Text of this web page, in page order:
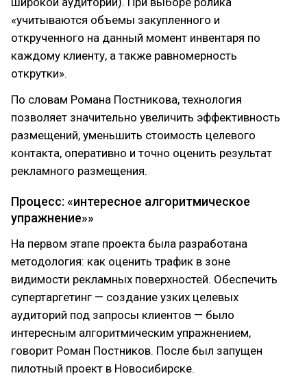
«учитываются объемы закупленного и
открученного на данный момент инвентаря по
каждому клиенту, а также равномерность
открутки».
По словам Романа Постникова, технология
позволяет значительно увеличить эффективность
размещений, уменьшить стоимость целевого
контакта, оперативно и точно оценить результат
рекламного размещения.
Процесс: «интересное алгоритмическое
упражнение»»
На первом этапе проекта была разработана
методология: как оценить трафик в зоне
видимости рекламных поверхностей. Обеспечить
супертаргетинг — создание узких целевых
аудиторий под запросы клиентов — было
интересным алгоритмическим упражнением,
говорит Роман Постников. После был запущен
пилотный проект в Новосибирске.